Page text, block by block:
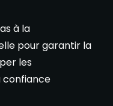
à la
pour garantir la
les